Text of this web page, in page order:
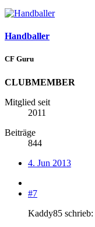
Handballer
CF Guru
CLUBMEMBER
Mitglied seit
2011
Beiträge
844
4. Jun 2013
#7
Kaddy85 schrieb: